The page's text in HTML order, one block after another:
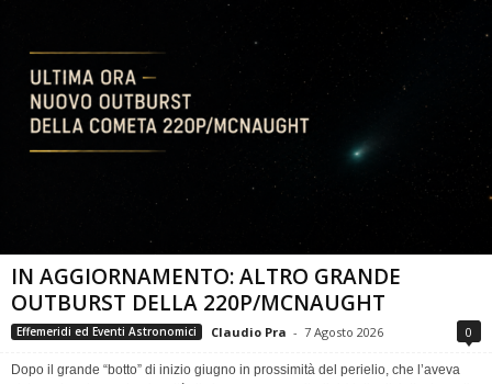
IN AGGIORNAMENTO: ALTRO GRANDE
OUTBURST DELLA 220P/MCNAUGHT
Effemeridi ed Eventi Astronomici Claudio Pra - 7 Agosto 2026 0
Dopo il grande “botto” di inizio giugno in prossimità del perielio, che l’aveva